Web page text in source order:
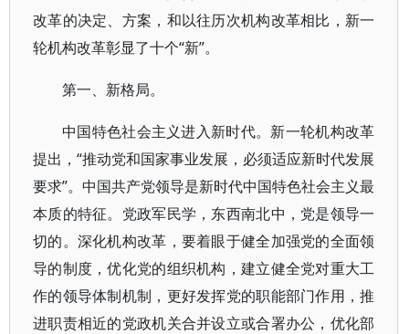
改革的决定、方案，和以往历次机构改革相比，新一
轮机构改革彰显了十个“新”。
第一、新格局。
中国特色社会主义进入新时代。新一轮机构改革
提出，“推动党和国家事业发展，必须适应新时代发展
要求”。中国共产党领导是新时代中国特色社会主义最
本质的特征。党政军民学，东西南北中，党是领导一
切的。深化机构改革，要着眼于健全加强党的全面领
导的制度，优化党的组织机构，建立健全党对重大工
作的领导体制机制，更好发挥党的职能部门作用，推
进职责相近的党政机关合并设立或合署办公，优化部